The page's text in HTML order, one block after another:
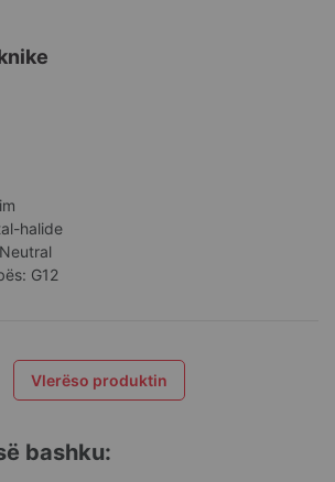
halide
G12
Vlerëso produktin
bashku: